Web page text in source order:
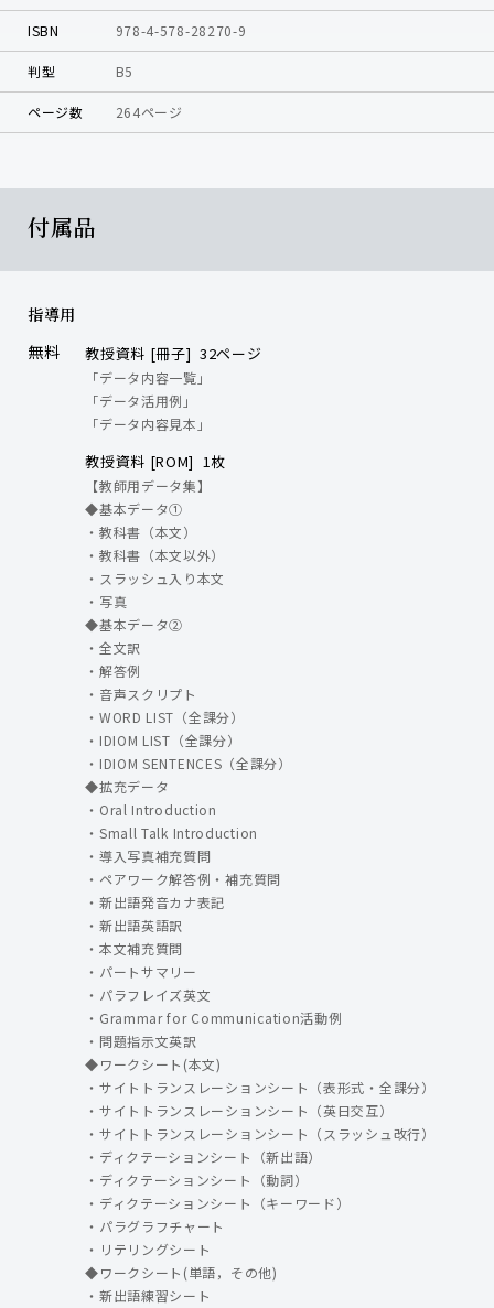
ISBN 978-4-578-28270-9
判型 B5
ページ数 264ページ
付属品
指導用
無料
教授資料 [冊子] 32ページ
「データ内容一覧」
「データ活用例」
「データ内容見本」
教授資料 [ROM] 1枚
【教師用データ集】
◆基本データ①
・教科書（本文）
・教科書（本文以外）
・スラッシュ入り本文
・写真
◆基本データ②
・全文訳
・解答例
・音声スクリプト
・WORD LIST（全課分）
・IDIOM LIST（全課分）
・IDIOM SENTENCES（全課分）
◆拡充データ
・Oral Introduction
・Small Talk Introduction
・導入写真補充質問
・ペアワーク解答例・補充質問
・新出語発音カナ表記
・新出語英語訳
・本文補充質問
・パートサマリー
・パラフレイズ英文
・Grammar for Communication活動例
・問題指示文英訳
◆ワークシート(本文)
・サイトトランスレーションシート（表形式・全課分）
・サイトトランスレーションシート（英日交互）
・サイトトランスレーションシート（スラッシュ改行）
・ディクテーションシート（新出語）
・ディクテーションシート（動詞）
・ディクテーションシート（キーワード）
・パラグラフチャート
・リテリングシート
◆ワークシート(単語，その他)
・新出語練習シート